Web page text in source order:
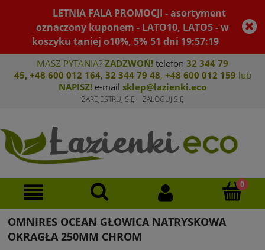
LETNIA FALA PROMOCJI - asortyment
oznaczony kuponem - LATO10, LATO5 - w
koszyku taniej o10%, 5% 51 dni 19:57:19
MASZ PYTANIA? ZADZWOŃ! telefon 32 344 79
45, +48 600 012 164, 32 344 79 48, +48 600 012 159 lub
NAPISZ! e-mail sklep@lazienki.eco
ZAREJESTRUJ SIĘ ZALOGUJ SIĘ
OMNIRES OCEAN GŁOWICA NATRYSKOWA
OKRAGŁA 250MM CHROM